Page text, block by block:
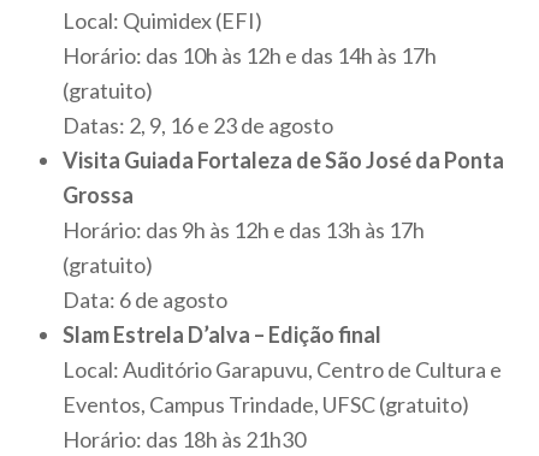
Local: Quimidex (EFI)
Horário: das 10h às 12h e das 14h às 17h
(gratuito)
Datas: 2, 9, 16 e 23 de agosto
Visita Guiada Fortaleza de São José da Ponta
Grossa
Horário: das 9h às 12h e das 13h às 17h
(gratuito)
Data: 6 de agosto
Slam Estrela D’alva – Edição final
Local: Auditório Garapuvu, Centro de Cultura e
Eventos, Campus Trindade, UFSC (gratuito)
Horário: das 18h às 21h30